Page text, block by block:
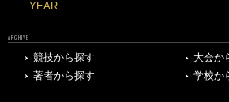
YEAR
ARCHIVE
競技から探す
大会か
著者から探す
学校か